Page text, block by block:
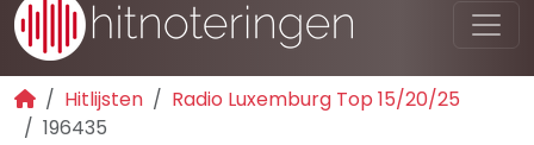
Hitlijsten
Radio Luxemburg Top 15/20/25
196435